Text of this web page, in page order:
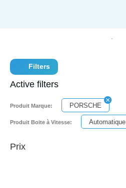
Filters
Active filters
Produit Marque: PORSCHE
Produit Boite à Vitesse: Automatique
Prix